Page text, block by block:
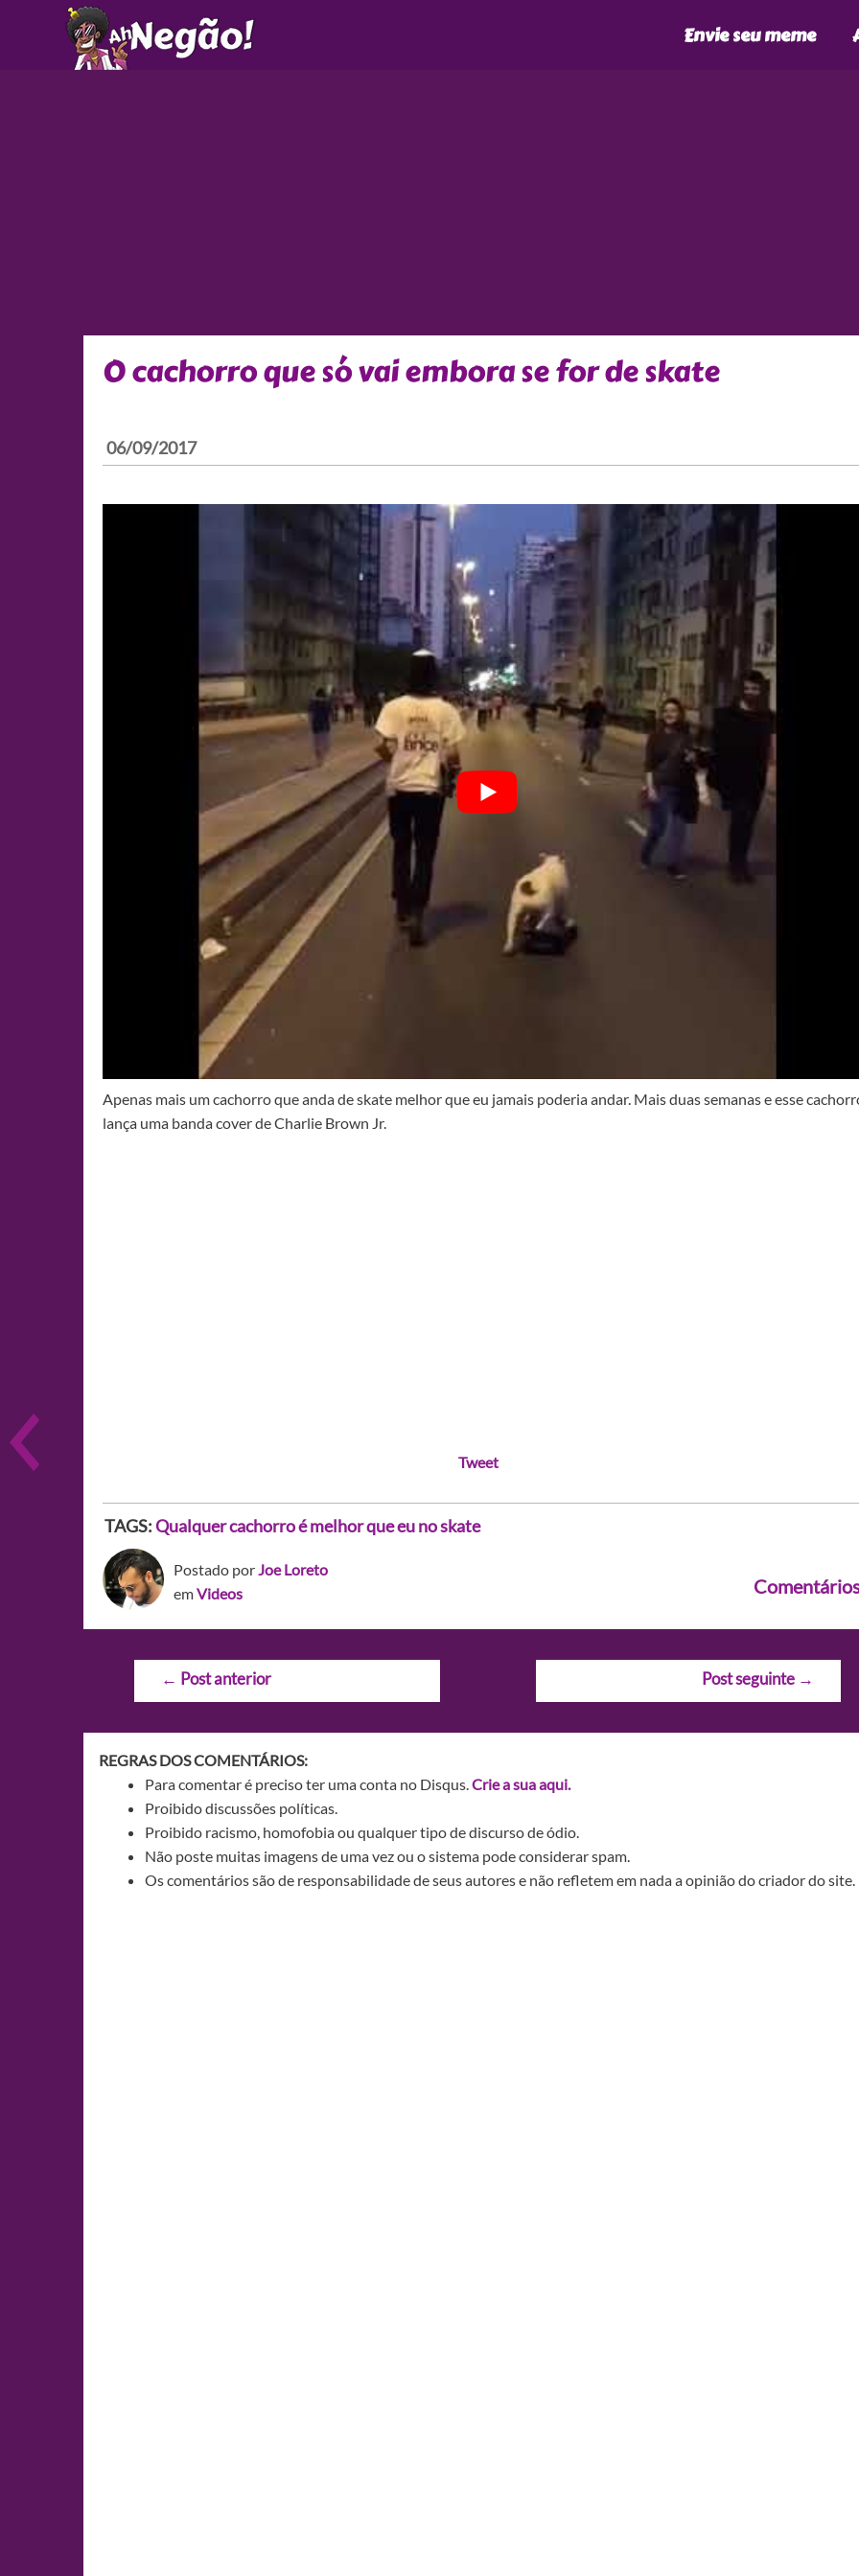
Envie seu meme
O cachorro que só vai embora se for de skate
06/09/2017
Apenas mais um cachorro que anda de skate melhor que eu jamais poderia andar. Mais duas semanas e esse
lança uma banda cover de Charlie Brown Jr.
Tweet
TAGS:Qualquer cachorro é melhor que eu no skate
Postado porJoe Loreto
emVideos
Navegação
← Post anterior Post seguinte →
REGRAS DOS COMENTÁRIOS:
Para comentar é preciso ter uma conta no Disqus.Crie a sua aqui.
Proibido discussões políticas.
Proibido racismo, homofobia ou qualquer tipo de discurso de ódio.
Não poste muitas imagens de uma vez ou o sistema pode considerar spam.
Os comentários são de responsabilidade de seus autores e não refletem em nada a opinião do criador do site.